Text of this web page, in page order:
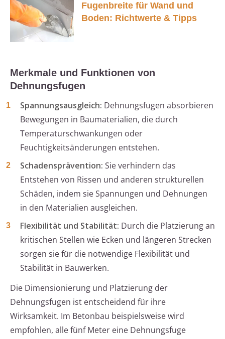
Fugenbreite für Wand und
Boden: Richtwerte & Tipps
Merkmale und Funktionen von
Dehnungsfugen
Spannungsausgleich: Dehnungsfugen absorbieren
Bewegungen in Baumaterialien, die durch
Temperaturschwankungen oder
Feuchtigkeitsänderungen entstehen.
Schadensprävention: Sie verhindern das
Entstehen von Rissen und anderen strukturellen
Schäden, indem sie Spannungen und Dehnungen
in den Materialien ausgleichen.
Flexibilität und Stabilität: Durch die Platzierung an
kritischen Stellen wie Ecken und längeren Strecken
sorgen sie für die notwendige Flexibilität und
Stabilität in Bauwerken.
Die Dimensionierung und Platzierung der
Dehnungsfugen ist entscheidend für ihre
Wirksamkeit. Im Betonbau beispielsweise wird
empfohlen, alle fünf Meter eine Dehnungsfuge